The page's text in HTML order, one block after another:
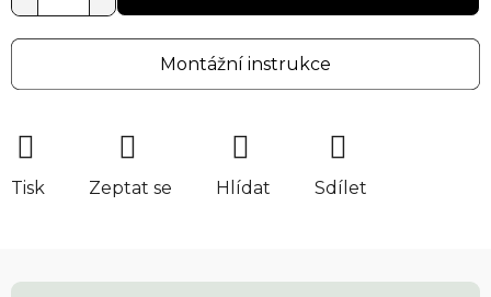
Montážní instrukce
Tisk Zeptat se Hlídat Sdílet